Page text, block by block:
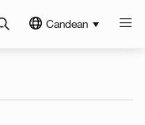
Candean